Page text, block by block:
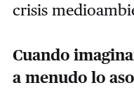
crisis
Cuando
a menudo lo